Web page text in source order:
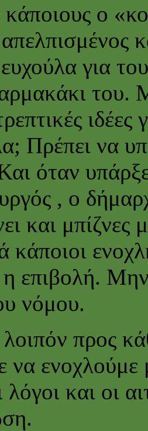
κάποιους ο
για
του.
Πρέπει να
όταν
, ο
και
η επιβολή.
νόμου.
προς
να
και οι